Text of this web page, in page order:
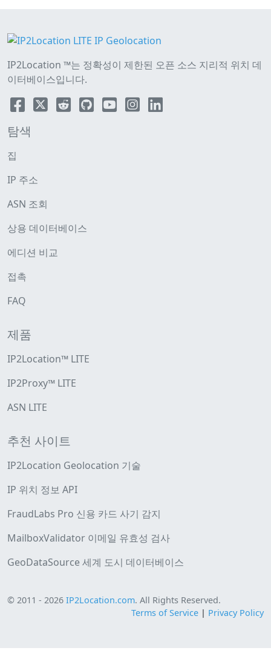
IP2Location ™는 정확성이 제한된 오픈 소스 지리적 위치 데
이터베이스입니다.
탐색
집
IP 주소
ASN 조회
상용 데이터베이스
에디션 비교
접촉
FAQ
제품
IP2Location™ LITE
IP2Proxy™ LITE
ASN LITE
추천 사이트
IP2Location Geolocation 기술
IP 위치 정보 API
FraudLabs Pro 신용 카드 사기 감지
MailboxValidator 이메일 유효성 검사
GeoDataSource 세계 도시 데이터베이스
© 2011 - 2026 IP2Location.com. All Rights Reserved.
Terms of Service | Privacy Policy